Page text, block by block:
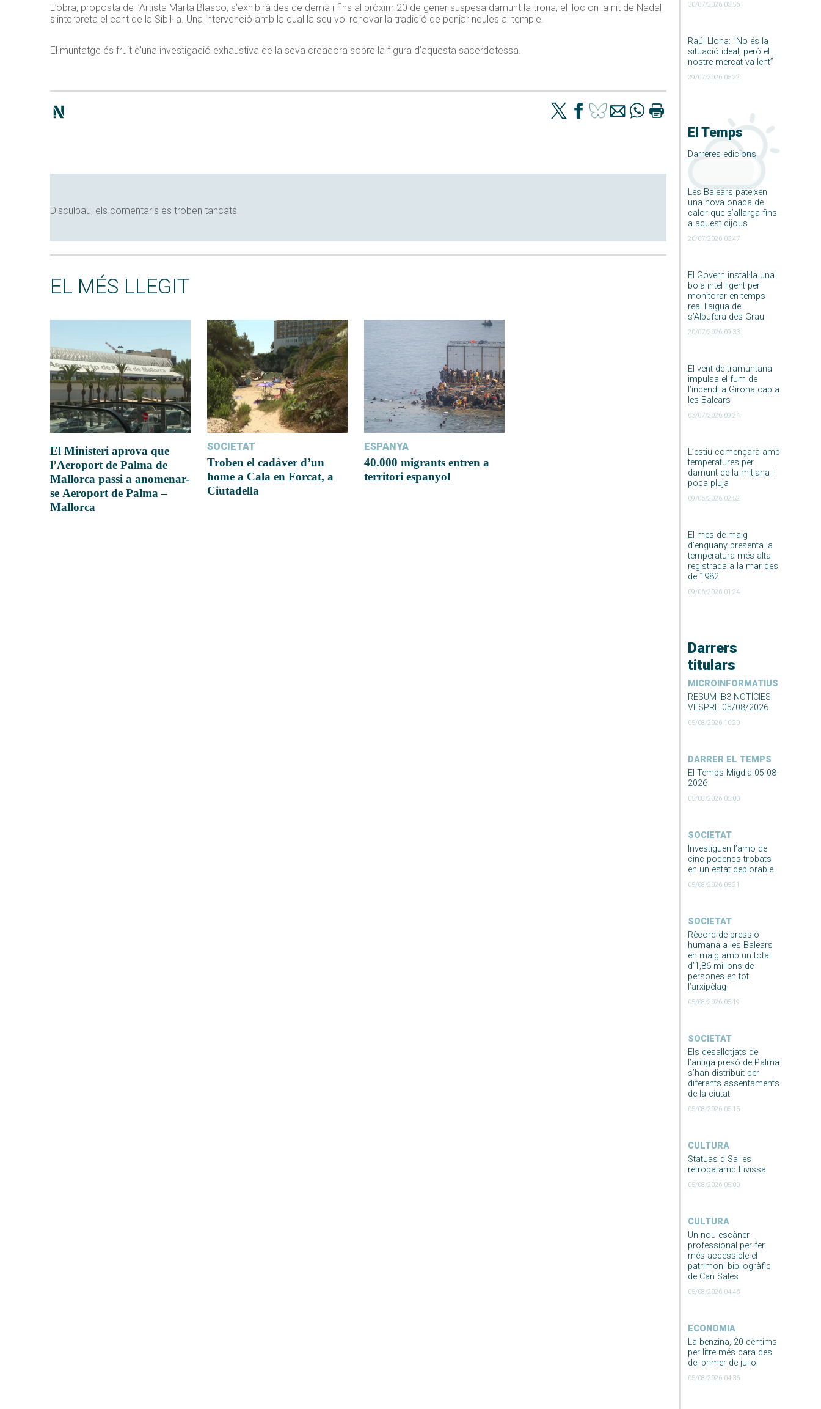
30/07/2026 03:56
Raúl Llona: ”No és la
situació ideal, però el
nostre mercat va lent”
29/07/2026 05:22
El Temps
Darreres edicions
Les Balears pateixen
una nova onada de
calor que s’allarga fins
a aquest dijous
20/07/2026 03:47
El Govern instal·la una
boia intel·ligent per
monitorar en temps
real l’aigua de
s’Albufera des Grau
20/07/2026 09:33
El vent de tramuntana
impulsa el fum de
l’incendi a Girona cap a
les Balears
03/07/2026 09:24
L’estiu començarà amb
temperatures per
damunt de la mitjana i
poca pluja
09/06/2026 02:52
El mes de maig
d’enguany presenta la
temperatura més alta
registrada a la mar des
de 1982
09/06/2026 01:24
Darrers
titulars
MICROINFORMATIUS
RESUM IB3 NOTÍCIES
VESPRE 05/08/2026
05/08/2026 10:20
DARRER EL TEMPS
El Temps Migdia 05-08-
2026
05/08/2026 05:00
SOCIETAT
Investiguen l’amo de
cinc podencs trobats
en un estat deplorable
05/08/2026 05:21
SOCIETAT
Rècord de pressió
humana a les Balears
en maig amb un total
d’1,86 milions de
persones en tot
l’arxipèlag
05/08/2026 05:19
SOCIETAT
Els desallotjats de
l’antiga presó de Palma
s’han distribuit per
diferents assentaments
de la ciutat
05/08/2026 05:15
CULTURA
Statuas d Sal es
retroba amb Eivissa
05/08/2026 05:00
CULTURA
Un nou escàner
professional per fer
més accessible el
patrimoni bibliogràfic
de Can Sales
05/08/2026 04:46
ECONOMIA
La benzina, 20 cèntims
per litre més cara des
del primer de juliol
05/08/2026 04:36
L’obra, proposta de l’Artista Marta Blasco, s’exhibirà des de demà i fins al pròxim 20 de gener suspesa damunt la trona, el lloc on la nit de Nadal
s’interpreta el cant de la Sibil·la. Una intervenció amb la qual la seu vol renovar la tradició de penjar neules al temple.
El muntatge és fruit d’una investigació exhaustiva de la seva creadora sobre la figura d’aquesta sacerdotessa.
Disculpau, els comentaris es troben tancats
EL MÉS LLEGIT
El Ministeri aprova que
l’Aeroport de Palma de
Mallorca passi a anomenar-
se Aeroport de Palma –
Mallorca
SOCIETAT
Troben el cadàver d’un
home a Cala en Forcat, a
Ciutadella
ESPANYA
40.000 migrants entren a
territori espanyol